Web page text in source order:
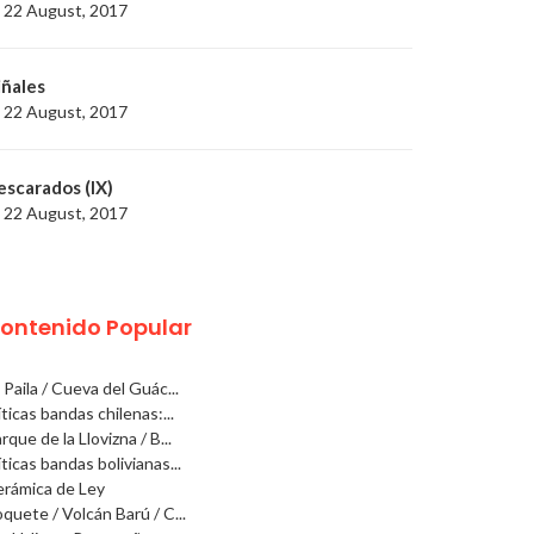
22 August, 2017
22 August, 2017
(IX)
22 August, 2017
Popular
Paila / Cueva del Guác...
bandas chilenas:...
de la Llovizna / B...
bandas bolivianas...
de Ley
/ Volcán Barú / C...